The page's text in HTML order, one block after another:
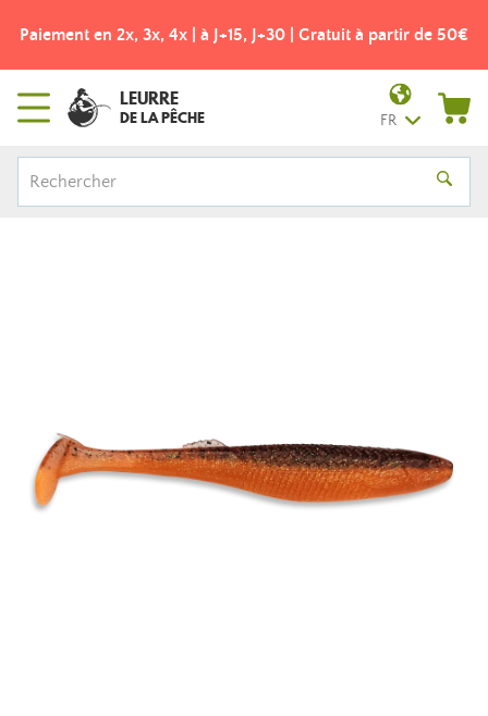
Paiement en 2x, 3x, 4x | à J+15, J+30 | Gratuit à partir de 50€
LEURRE
DE LA PÊCHE FR